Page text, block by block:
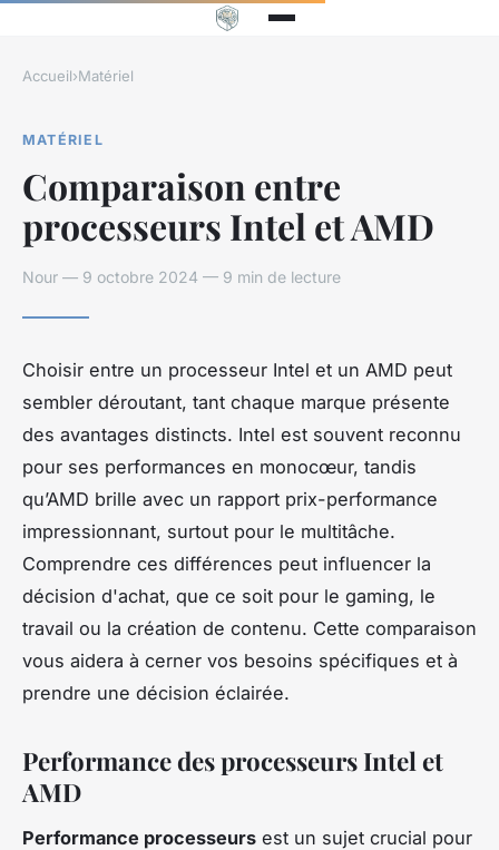
Accueil›Matériel
MATÉRIEL
Comparaison entre
processeurs Intel et AMD
Nour — 9 octobre 2024 — 9 min de lecture
Choisir entre un processeur Intel et un AMD peut
sembler déroutant, tant chaque marque présente
des avantages distincts. Intel est souvent reconnu
pour ses performances en monocœur, tandis
qu’AMD brille avec un rapport prix-performance
impressionnant, surtout pour le multitâche.
Comprendre ces différences peut influencer la
décision d'achat, que ce soit pour le gaming, le
travail ou la création de contenu. Cette comparaison
vous aidera à cerner vos besoins spécifiques et à
prendre une décision éclairée.
Performance des processeurs Intel et
AMD
Performance processeurs est un sujet crucial pour